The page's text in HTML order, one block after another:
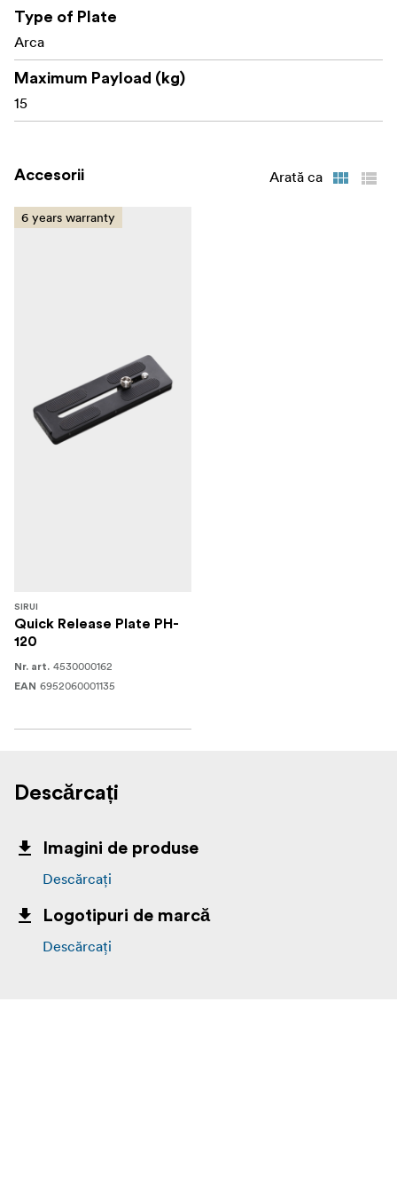
Type of Plate
Arca
Maximum Payload (kg)
15
Accesorii Arată ca
6 years warranty
SIRUI
Quick Release Plate PH-
120
Nr. art. 4530000162
EAN 6952060001135
Descărcați
Imagini de produse
Descărcați
Logotipuri de marcă
Descărcați